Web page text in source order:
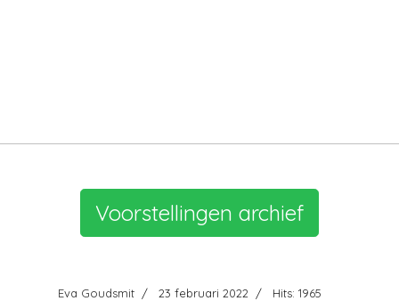
Voorstellingen archief
Eva Goudsmit 23 februari 2022 Hits: 1965